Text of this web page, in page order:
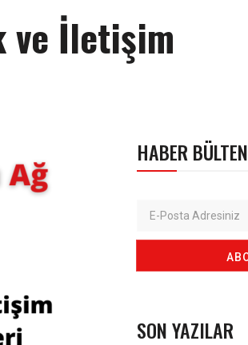
ve İletişim
HABER
SON YAZILAR